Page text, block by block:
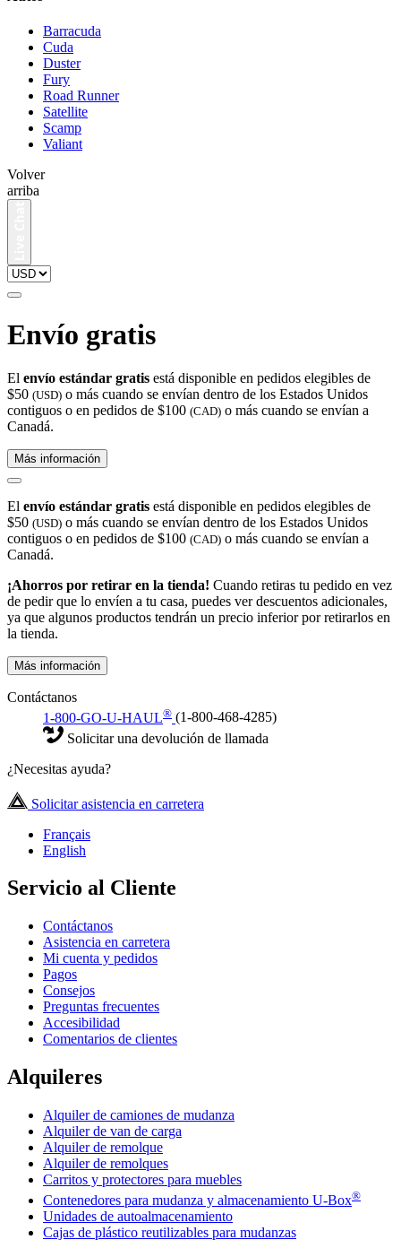
Barracuda
Cuda
Duster
Fury
Road Runner
Satellite
Scamp
Valiant
Volver
arriba
Envío gratis
El envío estándar gratis está disponible en pedidos elegibles de
$50 (USD) o más cuando se envían dentro de los Estados Unidos
contiguos o en pedidos de $100 (CAD) o más cuando se envían a
Canadá.
Más información
El envío estándar gratis está disponible en pedidos elegibles de
$50 (USD) o más cuando se envían dentro de los Estados Unidos
contiguos o en pedidos de $100 (CAD) o más cuando se envían a
Canadá.
¡Ahorros por retirar en la tienda! Cuando retiras tu pedido en vez
de pedir que lo envíen a tu casa, puedes ver descuentos adicionales,
ya que algunos productos tendrán un precio inferior por retirarlos en
la tienda.
Más información
Contáctanos
1-800-GO-U-HAUL® (1-800-468-4285)
Solicitar una devolución de llamada
¿Necesitas ayuda?
Solicitar asistencia en carretera
Français
English
Servicio al Cliente
Contáctanos
Asistencia en carretera
Mi cuenta y pedidos
Pagos
Consejos
Preguntas frecuentes
Accesibilidad
Comentarios de clientes
Alquileres
Alquiler de camiones de mudanza
Alquiler de van de carga
Alquiler de remolque
Alquiler de remolques
Carritos y protectores para muebles
Contenedores para mudanza y almacenamiento U-Box®
Unidades de autoalmacenamiento
Cajas de plástico reutilizables para mudanzas